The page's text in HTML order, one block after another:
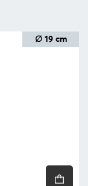
∅ 19 cm